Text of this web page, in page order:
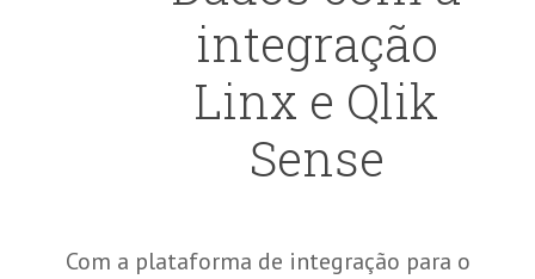
integração
Linx e Qlik
Sense
Com a plataforma de integração para o